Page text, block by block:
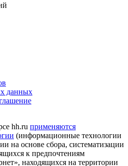
данных
hh.ru применяются
(информационные технологии
на основе сбора, систематизации
к предпочтениям
находящихся на территории